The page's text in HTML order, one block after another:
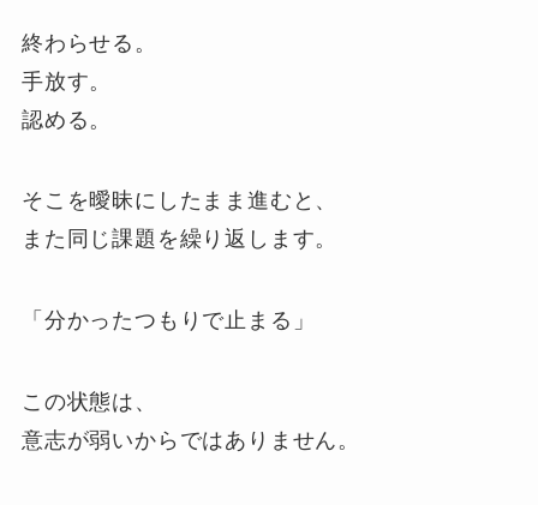
終わらせる。
手放す。
認める。
そこを曖昧にしたまま進むと、
また同じ課題を繰り返します。
「分かったつもりで止まる」
この状態は、
意志が弱いからではありません。